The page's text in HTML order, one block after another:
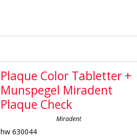
Plaque Color Tabletter +
Munspegel Miradent
Plaque Check
Miradent
hw 630044